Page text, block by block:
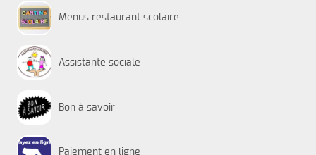
Menus restaurant scolaire
Assistante sociale
Bon à savoir
Paiement en ligne